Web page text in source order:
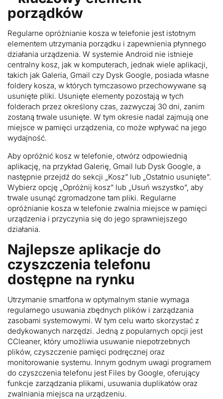
porządków
Regularne opróżnianie kosza w telefonie jest istotnym
elementem utrzymania porządku i zapewnienia płynnego
działania urządzenia. W systemie Android nie istnieje
centralny kosz, jak w komputerach, jednak wiele aplikacji,
takich jak Galeria, Gmail czy Dysk Google, posiada własne
foldery kosza, w których tymczasowo przechowywane są
usunięte pliki. Usunięte elementy pozostają w tych
folderach przez określony czas, zazwyczaj 30 dni, zanim
zostaną trwale usunięte. W tym okresie nadal zajmują one
miejsce w pamięci urządzenia, co może wpływać na jego
wydajność.
Aby opróżnić kosz w telefonie, otwórz odpowiednią
aplikację, na przykład Galerię, Gmail lub Dysk Google, a
następnie przejdź do sekcji „Kosz” lub „Ostatnio usunięte”.
Wybierz opcję „Opróżnij kosz” lub „Usuń wszystko”, aby
trwale usunąć zgromadzone tam pliki. Regularne
opróżnianie kosza w telefonie zwalnia miejsce w pamięci
urządzenia i przyczynia się do jego sprawniejszego
działania.
Najlepsze aplikacje do
czyszczenia telefonu
dostępne na rynku
Utrzymanie smartfona w optymalnym stanie wymaga
regularnego usuwania zbędnych plików i zarządzania
zasobami systemowymi. W tym celu warto skorzystać z
dedykowanych narzędzi. Jedną z popularnych opcji jest
CCleaner, który umożliwia usuwanie niepotrzebnych
plików, czyszczenie pamięci podręcznej oraz
monitorowanie systemu. Innym godnym uwagi programem
do czyszczenia telefonu jest Files by Google, oferujący
funkcje zarządzania plikami, usuwania duplikatów oraz
zwalniania miejsca na urządzeniu.